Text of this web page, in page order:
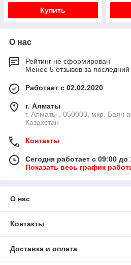
Купить
О нас
Рейтинг не сформирован
Менее 5 отзывов за последний
Работает с 02.02.2020
г. Алматы
г. Алматы , 050000, мкр. Баян
Казахстан
Контакты
Сегодня работает с 09:00 до
Показать весь график
О нас
Контакты
Доставка и оплата